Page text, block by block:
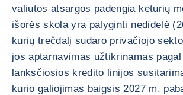
valiutos atsargos padengia keturių
išorės skola yra palyginti nedidelė
kurių trečdalį sudaro privačiojo
jos aptarnavimas užtikrinamas pagal
lanksčiosios kredito linijos
kurio galiojimas baigsis 2027 m.